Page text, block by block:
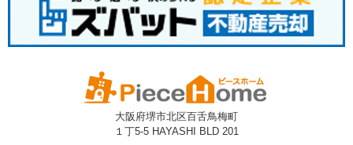
大阪府堺市北区百舌鳥梅町
１丁5-5 HAYASHI BLD 201